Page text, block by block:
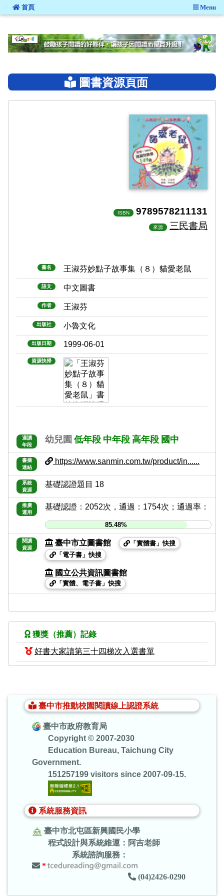
::: 首頁 Menu
圖書資源頁面
ISBN 9789578211131
來源 三民書局
書名 王淑芬妙點子故事集（８）貓愛老鼠
語文 中文圖書
作者 王淑芬
出版社 小魯文化
出版日期 1999-06-01
資源快掃
適讀
年段
幼兒園 低年段 中年段 高年段 國中
書摘
連結
https://www.sanmin.com.tw/product/in......
系統
資源
基礎認證題目 18
推廣
運用
基礎認證：2052次，通過：1754次；通過率：
85.48%
閱讀
資源
臺中市立圖書館
「實體書」快搜
「電子書」快搜
國立公共資訊圖書館
「實體、電子書」快搜
獲獎（推薦）記錄
好書大家讀第三十四梯次入選書單
臺中市推動校園閱讀線上認證系統
臺中市政府教育局
Copyright © 2007-2030
Education Bureau, Taichung City
Government.
151257199 visitors since 2007-09-15.
系統服務資訊
臺中市北屯區新興國民小學
程式設計與系統維運：阿吉老師
系統諮詢服務：
*
(04)2426-0290